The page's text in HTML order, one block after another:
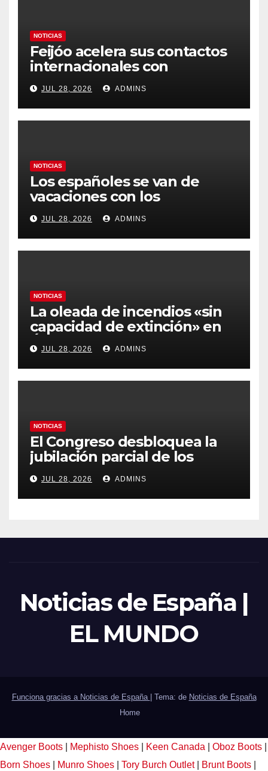
NOTICIAS
Feijóo acelera sus contactos
internacionales con
Latinoamérica como socio
prioritario en su agenda de
gobierno
JUL 28, 2026 ADMINS
NOTICIAS
Los españoles se van de
vacaciones con los
carburantes hasta un 21%
más caros que el año pasado
y los hoteles disparados
JUL 28, 2026 ADMINS
NOTICIAS
La oleada de incendios «sin
capacidad de extinción» en
Ávila y al oeste de Madrid
obliga a declarar la
emergencia nacional
JUL 28, 2026 ADMINS
NOTICIAS
El Congreso desbloquea la
jubilación parcial de los
trabajadores laborales del
sector público
JUL 28, 2026 ADMINS
Noticias de España |
EL MUNDO
Funciona gracias a Noticias de España Tema: de Noticias de España
Home
Avenger Boots Mephisto Shoes Keen Canada Oboz Boots
Born Shoes
Munro Shoes Tory Burch Outlet Brunt Boots